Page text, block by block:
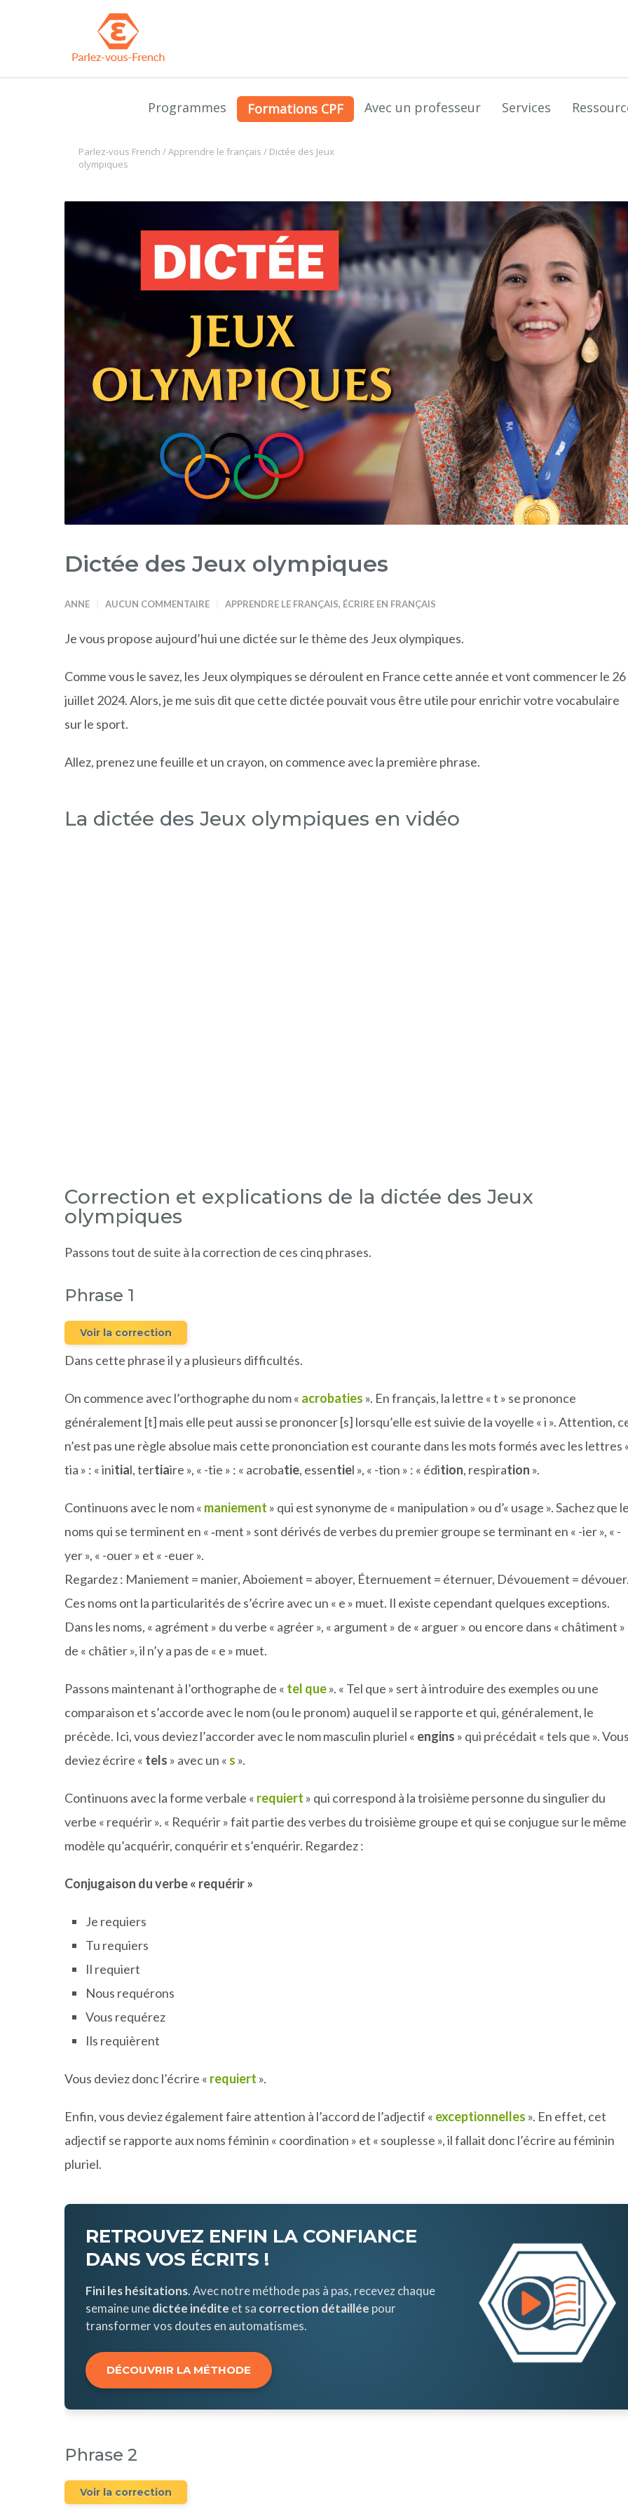
Programmes Formations CPF Avec un professeur Services
Parlez-vous French /Apprendre le français / Dictée des Jeux
olympiques
Dictée des Jeux olympiques
ANNE AUCUN COMMENTAIRE APPRENDRE LE FRANÇAIS, ÉCRIRE EN FRANÇAIS
Je vous propose aujourd’hui une dictée sur le thème des Jeux olympiques.
Comme vous le savez, les Jeux olympiques se déroulent en France cette année et vont commencer le 26
juillet 2024. Alors, je me suis dit que cette dictée pouvait vous être utile pour enrichir votre vocabulaire
sur le sport.
Allez, prenez une feuille et un crayon, on commence avec la première phrase.
La dictée des Jeux olympiques en vidéo
Correction et explications de la dictée des Jeux
olympiques
Passons tout de suite à la correction de ces cinq phrases.
Phrase 1
Voir la correction
Dans cette phrase il y a plusieurs difficultés.
On commence avec l’orthographe du nom « acrobaties ». En français, la lettre « t » se prononce
généralement [t] mais elle peut aussi se prononcer [s] lorsqu’elle est suivie de la voyelle « i ». Attention,
n’est pas une règle absolue mais cette prononciation est courante dans les mots formés avec les lettres
tia » : « initial, tertiaire », « -tie » : « acrobatie, essentiel », « -tion » : « édition, respiration ».
Continuons avec le nom « maniement » qui est synonyme de « manipulation » ou d’« usage ». Sachez que
noms qui se terminent en « ‑ment » sont dérivés de verbes du premier groupe se terminant en « -ier », « -
yer », « -ouer » et « -euer ».
Regardez : Maniement = manier, Aboiement = aboyer, Éternuement = éternuer, Dévouement = dévouer.
Ces noms ont la particularités de s’écrire avec un « e » muet. Il existe cependant quelques exceptions.
Dans les noms, « agrément » du verbe « agréer », « argument » de « arguer » ou encore dans « châtiment »
de « châtier », il n’y a pas de « e » muet.
Passons maintenant à l’orthographe de « tel que». « Tel que » sert à introduire des exemples ou une
comparaison et s’accorde avec le nom (ou le pronom) auquel il se rapporte et qui, généralement, le
précède. Ici, vous deviez l’accorder avec le nom masculin pluriel « engins » qui précédait « tels que ». Vous
deviez écrire « tels » avec un « s ».
Continuons avec la forme verbale « requiert » qui correspond à la troisième personne du singulier du
verbe « requérir ». « Requérir » fait partie des verbes du troisième groupe et qui se conjugue sur le même
modèle qu’acquérir, conquérir et s’enquérir. Regardez :
Conjugaison du verbe « requérir »
Je requiers
Tu requiers
Il requiert
Nous requérons
Vous requérez
Ils requièrent
Vous deviez donc l’écrire « requiert ».
Enfin, vous deviez également faire attention à l’accord de l’adjectif « exceptionnelles ». En effet, cet
adjectif se rapporte aux noms féminin « coordination » et « souplesse », il fallait donc l’écrire au féminin
pluriel.
RETROUVEZ ENFIN LA CONFIANCE
DANS VOS ÉCRITS !
Fini les hésitations. Avec notre méthode pas à pas, recevez chaque
semaine unedictée inédite et sa correction détaillée pour
transformer vos doutes en automatismes.
DÉCOUVRIR LA MÉTHODE
Phrase 2
Voir la correction